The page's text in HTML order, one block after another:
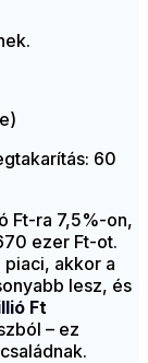
60
Ft-ra 7,5%-on,
ezer Ft-ot.
piaci, akkor a
lesz, és
Ft
– ez